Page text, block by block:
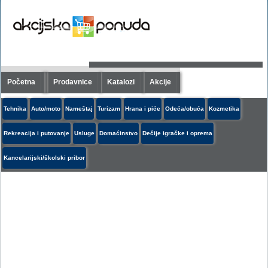
Početna Prodavnice Katalozi Akcije
Tehnika Auto/moto Nameštaj Turizam Hrana i piće Odeća/obuća Kozmetika
Rekreacija i putovanje Usluge Domaćinstvo Dečije igračke i oprema
Kancelarijski/školski pribor